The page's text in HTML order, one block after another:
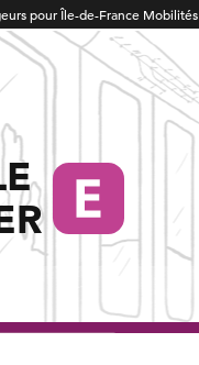
pour Île-de-France Mobilités